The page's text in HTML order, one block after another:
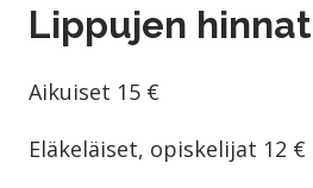
Lippujen hinnat
Aikuiset 15 €
Eläkeläiset, opiskelijat 12 €